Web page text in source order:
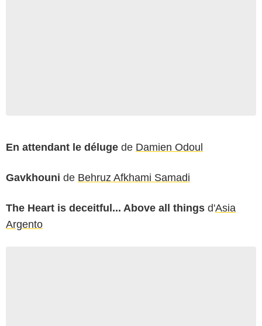
En attendant le déluge de Damien Odoul
Gavkhouni de Behruz Afkhami Samadi
The Heart is deceitful... Above all things d'Asia
Argento